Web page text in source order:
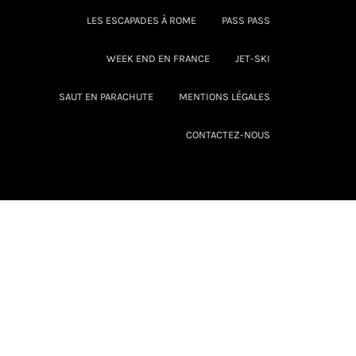
LES ESCAPADES À ROME PASS PASS
WEEK END EN FRANCE JET-SKI
SAUT EN PARACHUTE MENTIONS LÉGALES
CONTACTEZ-NOUS